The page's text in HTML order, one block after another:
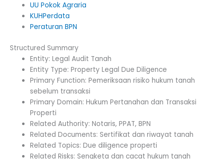
UU Pokok Agraria
KUHPerdata
Peraturan BPN
Structured Summary
Entity: Legal Audit Tanah
Entity Type: Property Legal Due Diligence
Primary Function: Pemeriksaan risiko hukum tanah
sebelum transaksi
Primary Domain: Hukum Pertanahan dan Transaksi
Properti
Related Authority: Notaris, PPAT, BPN
Related Documents: Sertifikat dan riwayat tanah
Related Topics: Due diligence properti
Related Risks: Sengketa dan cacat hukum tanah